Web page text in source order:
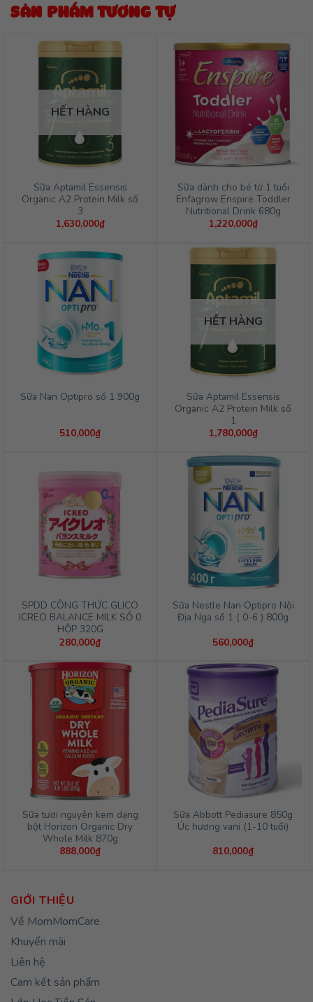
SẢN PHẨM TƯƠNG TỰ
HẾT HÀNG
Sữa Aptamil Essensis
Organic A2 Protein Milk số
3
1,630,000₫
Sữa dành cho bé từ 1 tuổi
Enfagrow Enspire Toddler
Nutritional Drink 680g
1,220,000₫
Sữa Nan Optipro số 1 900g
510,000₫
HẾT HÀNG
Sữa Aptamil Essensis
Organic A2 Protein Milk số
1
1,780,000₫
SPDD CÔNG THỨC GLICO
ICREO BALANCE MILK SỐ 0
HỘP 320G
280,000₫
Sữa Nestle Nan Optipro Nội
Địa Nga số 1 ( 0-6 ) 800g
560,000₫
Sữa tươi nguyên kem dạng
bột Horizon Organic Dry
Whole Milk 870g
888,000₫
Sữa Abbott Pediasure 850g
Úc hương vani (1-10 tuổi)
810,000₫
GIỚI THIỆU
Về MomMomCare
Khuyến mãi
Liên hệ
Cam kết sản phẩm